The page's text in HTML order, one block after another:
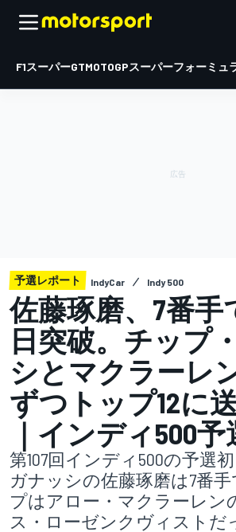
F1スーパーGTMOTOGPスーパーフォーミュ
予選レポート IndyCar Indy 500
佐藤琢磨、7番手
日突破。チップ
シとマクラーレ
ずつトップ12に
｜インディ500予
第107回インディ500の予選
ガナッシの佐藤琢磨は7番
プはアロー・マクラーレン
ス・ローゼンクヴィストだ